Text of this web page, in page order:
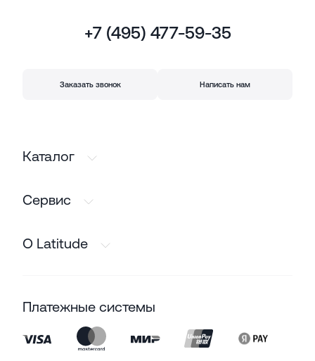
+7 (495) 477-59-35
Заказать звонок Написать нам
Каталог
Сервис
О Latitude
Платежные системы